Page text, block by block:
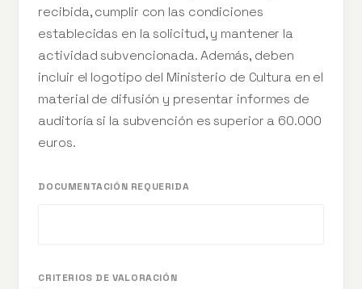
recibida, cumplir con las condiciones
establecidas en la solicitud, y mantener la
actividad subvencionada. Además, deben
incluir el logotipo del Ministerio de Cultura en el
material de difusión y presentar informes de
auditoría si la subvención es superior a 60.000
euros.
DOCUMENTACIÓN REQUERIDA
CRITERIOS DE VALORACIÓN